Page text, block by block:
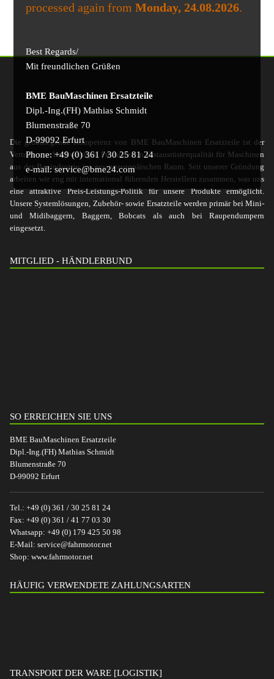
processed again fromMonday, 24.08.2026.
Best Regards/
Mit freundlichen Grüßen
BME BauMaschinen Ersatzteile
Dipl.-Ing.(FH) Mathias Schmidt
Blumenstraße 70
D-99092 Erfurt
Phone: +49 (0) 361 / 30 25 81 24
e-mail: service@bme24.com
Die grundlegende Kompetenz von BME BauMaschinen Ersatzteile ist der
Vertrieb von hochwertigen Produkten in Erstausrüsterqualität für Maschinen
aus der Bauindustrie im gesamteuropäischen Raum. Seit unserer Gründung
arbeiten wir eng mit international führenden Herstellern zusammen, was uns
eine attraktive Preis-Leistungs-Politik für unsere Produkte ermöglicht.
Unsere Systemlösungen, Zubehör- sowie Ersatzteile werden primär bei Mini-
und Midibaggern, Baggern, Bobcats als auch bei Raupendumpern
eingesetzt.
MITGLIED - HÄNDLERBUND
SO ERREICHEN SIE UNS
BME BauMaschinen Ersatzteile
Dipl.-Ing.(FH) Mathias Schmidt
Blumenstraße 70
D-99092 Erfurt
Tel.: +49 (0) 361 / 30 25 81 24
Fax: +49 (0) 361 / 41 77 03 30
Whatsapp: +49 (0) 179 425 50 98
E-Mail: service@fahrmotor.net
Shop: www.fahrmotor.net
HÄUFIG VERWENDETE ZAHLUNGSARTEN
TRANSPORT DER WARE [LOGISTIK]